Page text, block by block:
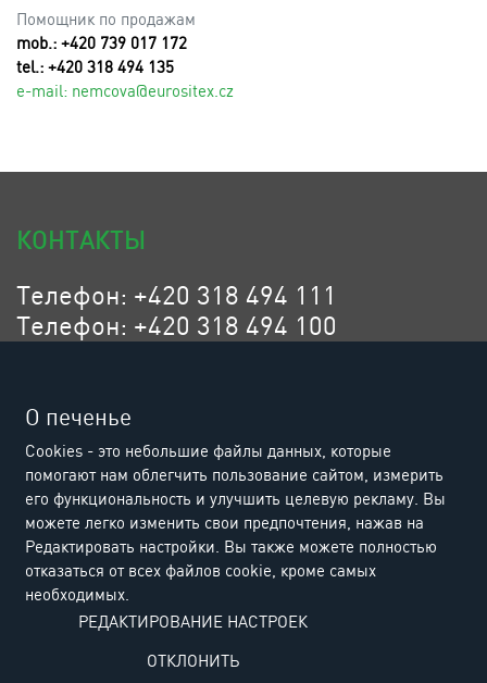
Помощник по продажам
mob.: +420 739 017 172
tel.: +420 318 494 135
e-mail: nemcova@eurositex.cz
КОНТАКТЫ
Телефон: +420 318 494 111
Телефон: +420 318 494 100
Euro SITEX s.r.o.
Czech Republic
О печенье
Cookies - это небольшие файлы данных, которые
помогают нам облегчить пользование сайтом, измерить
его функциональность и улучшить целевую рекламу. Вы
можете легко изменить свои предпочтения, нажав на
Редактировать настройки. Вы также можете полностью
отказаться от всех файлов cookie, кроме самых
необходимых.
РЕДАКТИРОВАНИЕ НАСТРОЕК
ОТКЛОНИТЬ